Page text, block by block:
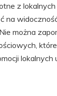
z lokalnych
na
można
lokalnych